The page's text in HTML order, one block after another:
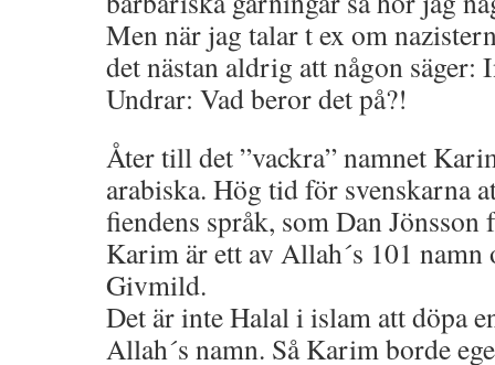
Men när jag talar t ex om
det nästan aldrig att någon säger:
Undrar: Vad beror det på?!
Åter till det ”vackra” namnet
arabiska. Hög tid för svenskarna
fiendens språk, som Dan
Karim är ett av Allah´s 101 namn
Givmild.
Det är inte Halal i islam att döpa
Allah´s namn. Så Karim borde